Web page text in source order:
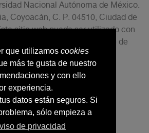
que utilizamos cookies
más te gusta de nuestro
y con ello
experiencia.
datos están seguros. Si
sólo empieza a
de privacidad
Nacional Autónoma de México.
Coyoacán, C. P. 04510, Ciudad de
sitio web puede ser utilizado con
siempre que se cite la fuente de
con el AVISO LEGAL.